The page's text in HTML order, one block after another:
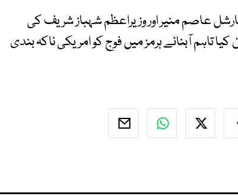
عاصم منیر اور وزیراعظم شہباز شریف کی
تاہم آبنائے ہرمز میں فوج کو امریکی ناکہ بندی